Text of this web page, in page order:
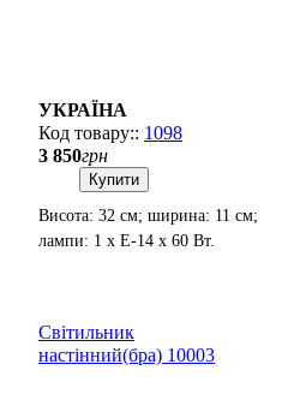
УКРАЇНА
1098
3 850грн
Купити
Висота: 32 см; ширина: 11 см;
лампи: 1 х Е-14 х 60 Вт.
Світильник
настінний(бра) 10003